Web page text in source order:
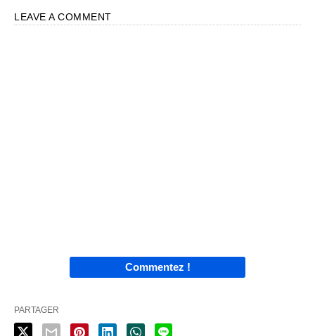
LEAVE A COMMENT
Commentez !
PARTAGER